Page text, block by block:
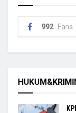
992 Fans